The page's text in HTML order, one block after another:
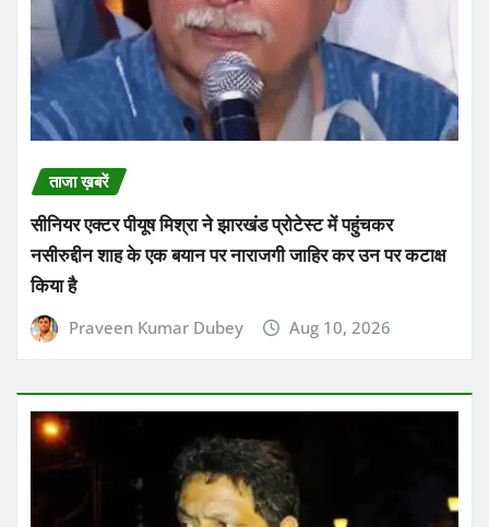
ताजा ख़बरें
सीनियर एक्टर पीयूष मिश्रा ने झारखंड प्रोटेस्ट में पहुंचकर
नसीरुद्दीन शाह के एक बयान पर नाराजगी जाहिर कर उन पर कटाक्ष
किया है